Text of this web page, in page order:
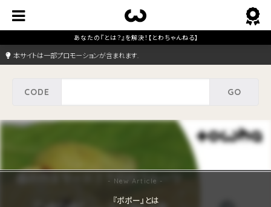
本サイトは一部プロモーションが含まれます.
『ポポー』とは